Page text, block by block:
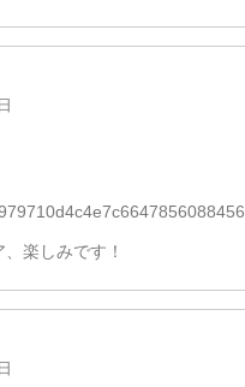
楽しみです！